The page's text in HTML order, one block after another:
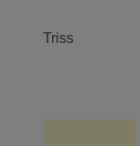
Triss